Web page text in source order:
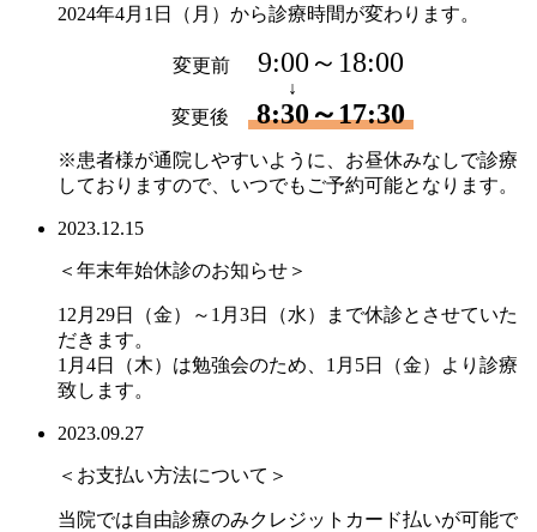
2024年4月1日（月）から診療時間が変わります。
変更前 9:00～18:00
↓
変更後
8:30～17:30
※患者様が通院しやすいように、お昼休みなしで診療
しておりますので、いつでもご予約可能となります。
2023.12.15
＜年末年始休診のお知らせ＞
12月29日（金）～1月3日（水）まで休診とさせていた
だきます。
1月4日（木）は勉強会のため、1月5日（金）より診療
致します。
2023.09.27
＜お支払い方法について＞
当院では自由診療のみクレジットカード払いが可能で